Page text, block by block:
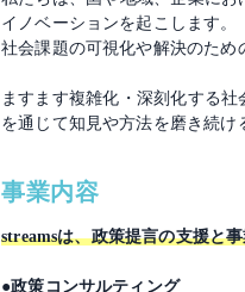
イノベーションを起こします。
社会課題の可視化や解決のた
ますます複雑化・深刻化する
を通じて知見や方法を磨き続
事業内容
streamsは、政策提言の支援と
●政策コンサルティング